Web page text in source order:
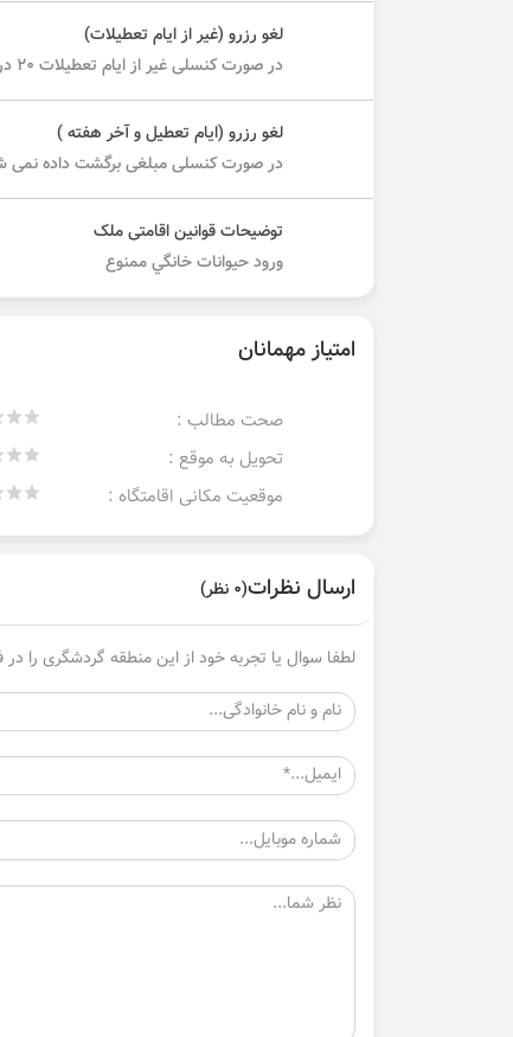
لغو رزرو (غیر از ایام تعطیلات)
در صورت کنسلی غیر از ایام تعطیلات ۲۰ درصد مبلغ کل دریافت می شود.
لغو رزرو (ایام تعطیل و آخر هفته )
در صورت کنسلی مبلغی برگشت داده نمی
توضیحات قوانین اقامتی ملک
ورود حيوانات خانگي ممنوع
امتیاز مهمانان
صحت مطالب :
تحویل به موقع :
موقعیت مکانی اقامتگاه :
ارسال نظرات(0 نظر)
لطفا سوال یا تجربه خود از این منطقه گردشگری را در